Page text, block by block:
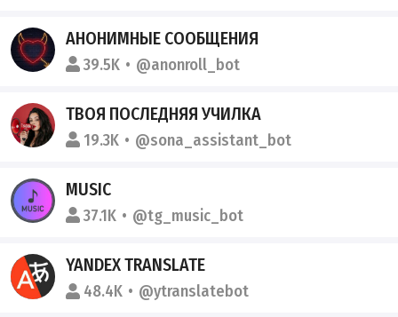
АНОНИМНЫЕ СООБЩЕНИЯ
39.5K @anonroll_bot
ТВОЯ ПОСЛЕДНЯЯ УЧИЛКА
19.3K @sona_assistant_bot
MUSIC
37.1K @tg_music_bot
YANDEX TRANSLATE
48.4K @ytranslatebot